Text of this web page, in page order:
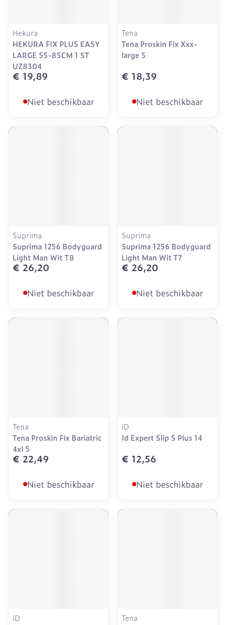
Hekura
HEKURA FIX PLUS EASY
LARGE 55-85CM 1 ST
UZ8304
€ 19,89
Niet beschikbaar
Tena
Tena Proskin Fix Xxx-
large 5
€ 18,39
Niet beschikbaar
Suprima
Suprima 1256 Bodyguard
Light Man Wit T8
€ 26,20
Niet beschikbaar
Suprima
Suprima 1256 Bodyguard
Light Man Wit T7
€ 26,20
Niet beschikbaar
Tena
Tena Proskin Fix Bariatric
4xl 5
€ 22,49
Niet beschikbaar
iD
Id Expert Slip S Plus 14
€ 12,56
Niet beschikbaar
iD
Tena